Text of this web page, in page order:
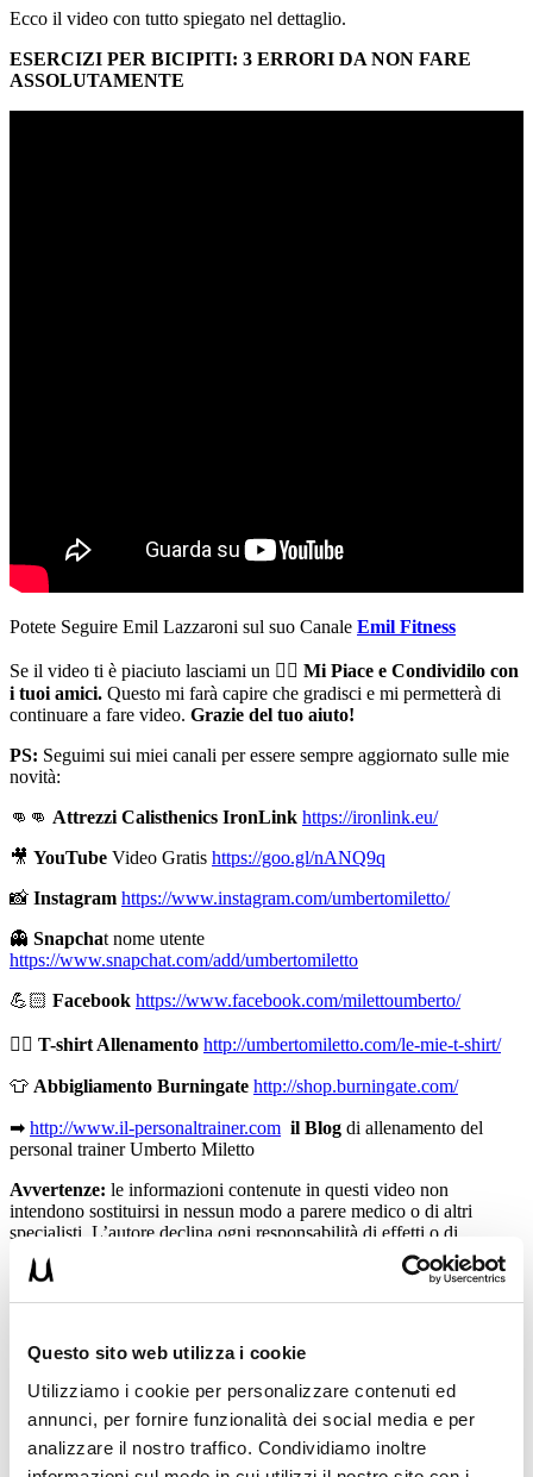
Questo sito web utilizza i cookie
Utilizziamo i cookie per personalizzare contenuti ed
annunci, per fornire funzionalità dei social media e per
analizzare il nostro traffico. Condividiamo inoltre
Ecco il video con tutto spiegato nel dettaglio.
ESERCIZI PER BICIPITI: 3 ERRORI DA NON FARE
ASSOLUTAMENTE
Potete Seguire Emil Lazzaroni sul suo Canale Emil Fitness
Se il video ti è piaciuto lasciami un 👍🏻 Mi Piace e Condividilo con
i tuoi amici. Questo mi farà capire che gradisci e mi permetterà di
continuare a fare video. Grazie del tuo aiuto!
PS: Seguimi sui miei canali per essere sempre aggiornato sulle mie
novità:
👊👊 Attrezzi Calisthenics IronLink https://ironlink.eu/
🎥 YouTube Video Gratis https://goo.gl/nANQ9q
📸 Instagram https://www.instagram.com/umbertomiletto/
👻 Snapchat nome utente
https://www.snapchat.com/add/umbertomiletto
💪🏻 Facebook https://www.facebook.com/milettoumberto/
🏋🏻 T-shirt Allenamento http://umbertomiletto.com/le-mie-t-shirt/
👕 Abbigliamento Burningate http://shop.burningate.com/
➡ http://www.il-personaltrainer.com il Blog di allenamento del
personal trainer Umberto Miletto
Avvertenze: le informazioni contenute in questi video non
intendono sostituirsi in nessun modo a parere medico o di altri
specialisti. L’autore declina ogni responsabilità di effetti o di
conseguenze risultanti dall’uso di tali informazioni e dalla loro messa
in pratica. L’allenamento con sovraccarichi, a corpo libero, con i
il proprio medico di fiducia prima di intraprendere qualsiasi forma di
attività fisica o regime alimentare.
Condividi: